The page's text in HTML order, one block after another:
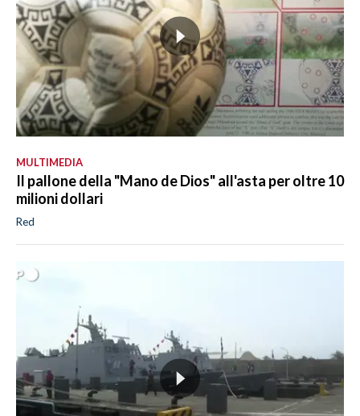
MULTIMEDIA
Il pallone della "Mano de Dios" all'asta per oltre 10
milioni dollari
Red